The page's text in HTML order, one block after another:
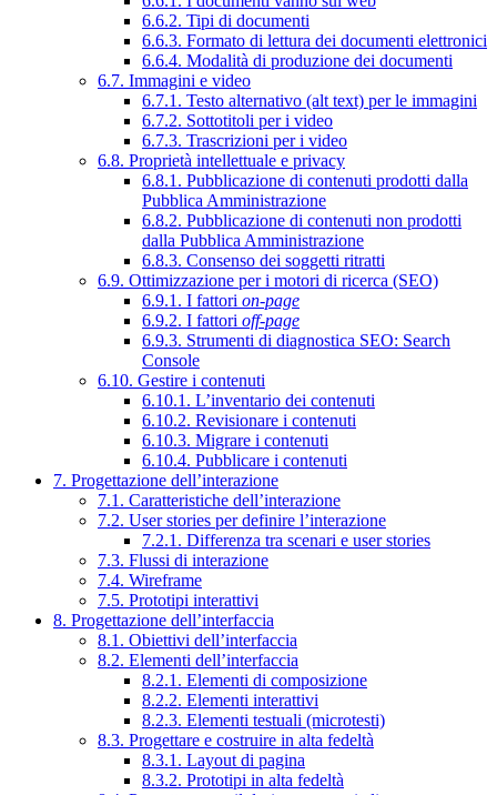
6.6.2. Tipi di documenti
6.6.3. Formato di lettura dei documenti elettronici
6.6.4. Modalità di produzione dei documenti
6.7. Immagini e video
6.7.1. Testo alternativo (alt text) per le immagini
6.7.2. Sottotitoli per i video
6.7.3. Trascrizioni per i video
6.8. Proprietà intellettuale e privacy
6.8.1. Pubblicazione di contenuti prodotti dalla
Pubblica Amministrazione
6.8.2. Pubblicazione di contenuti non prodotti
dalla Pubblica Amministrazione
6.8.3. Consenso dei soggetti ritratti
6.9. Ottimizzazione per i motori di ricerca (SEO)
6.9.1. I fattori on-page
6.9.2. I fattori off-page
6.9.3. Strumenti di diagnostica SEO: Search
Console
6.10. Gestire i contenuti
6.10.1. L’inventario dei contenuti
6.10.2. Revisionare i contenuti
6.10.3. Migrare i contenuti
6.10.4. Pubblicare i contenuti
7. Progettazione dell’interazione
7.1. Caratteristiche dell’interazione
7.2. User stories per definire l’interazione
7.2.1. Differenza tra scenari e user stories
7.3. Flussi di interazione
7.4. Wireframe
7.5. Prototipi interattivi
8. Progettazione dell’interfaccia
8.1. Obiettivi dell’interfaccia
8.2. Elementi dell’interfaccia
8.2.1. Elementi di composizione
8.2.2. Elementi interattivi
8.2.3. Elementi testuali (microtesti)
8.3. Progettare e costruire in alta fedeltà
8.3.1. Layout di pagina
8.3.2. Prototipi in alta fedeltà